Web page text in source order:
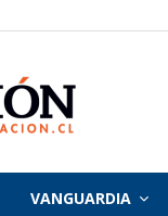
VANGUARDIA